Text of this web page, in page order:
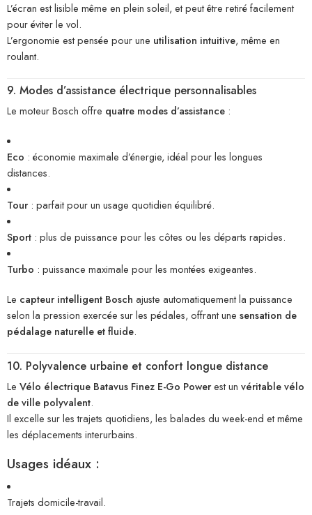
L’écran est lisible même en plein soleil, et peut être retiré facilement
pour éviter le vol.
L’ergonomie est pensée pour une utilisation intuitive, même en
roulant.
9. Modes d’assistance électrique personnalisables
Le moteur Bosch offre quatre modes d’assistance :
Eco : économie maximale d’énergie, idéal pour les longues
distances.
Tour: parfait pour un usage quotidien équilibré.
Sport : plus de puissance pour les côtes ou les départs rapides.
Turbo : puissance maximale pour les montées exigeantes.
Le capteur intelligent Bosch ajuste automatiquement la puissance
selon la pression exercée sur les pédales, offrant une sensation de
pédalage naturelle et fluide.
10. Polyvalence urbaine et confort longue distance
Le Vélo électrique Batavus Finez E-Go Powerest un véritable vélo
de ville polyvalent.
Il excelle sur les trajets quotidiens, les balades du week-end et même
les déplacements interurbains.
Usages idéaux :
Trajets domicile-travail.